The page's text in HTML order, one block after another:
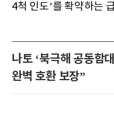
4척 인도’를 확약하는
나토 ‘북극해 공동함
완벽 호환 보장”